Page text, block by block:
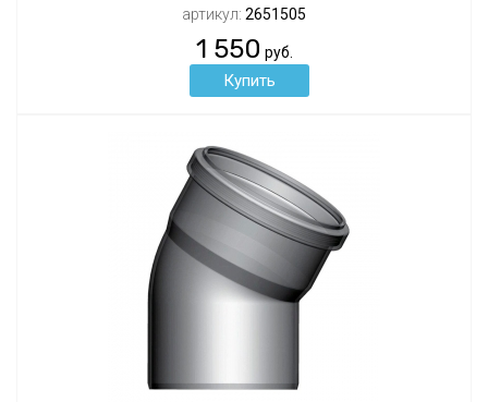
артикул: 2651505
1 550 руб.